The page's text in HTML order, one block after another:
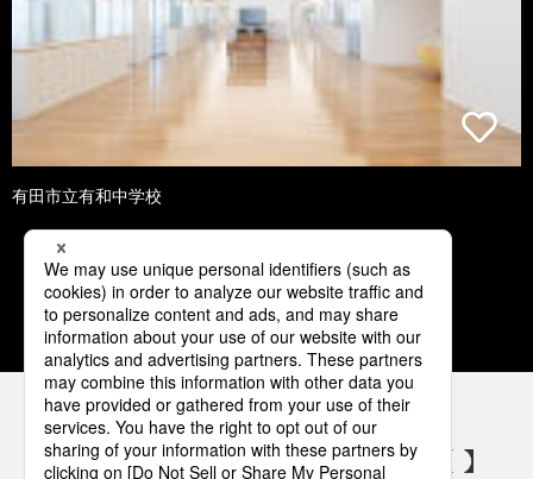
有田市立有和中学校
1 2 3 4 5
パナソニックの電気設備 SNSアカウント